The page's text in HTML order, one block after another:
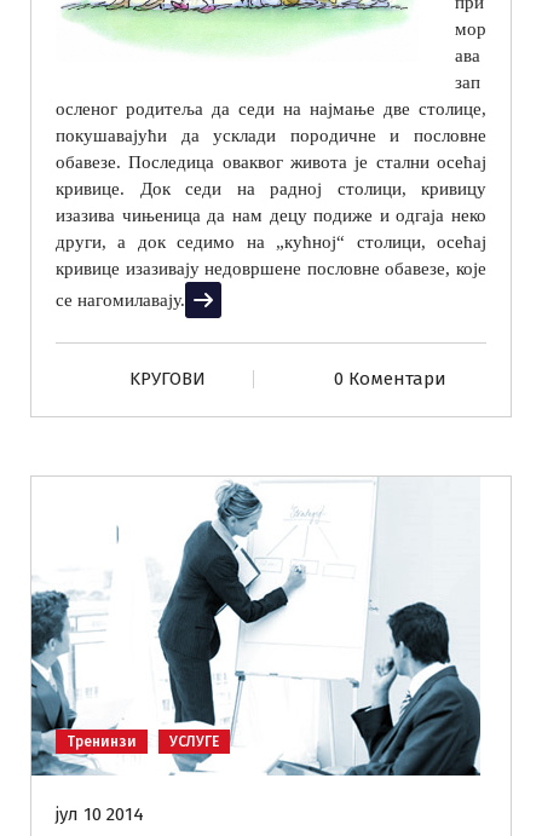
мор
ава
зап
осленог родитеља да седи на најмање две столице,
покушавајући да усклади породичне и пословне
обавезе. Последица оваквог живота је стални осећај
кривице. Док седи на радној столици, кривицу
изазива чињеница да нам децу подиже и одгаја неко
други, а док седимо на „кућној“ столици, осећај
кривице изазивају недовршене пословне обавезе, које
се нагомилавају. Прочитај више
KРУГОВИ 0 Коментари
Тренинзи УСЛУГЕ
јул 10 2014